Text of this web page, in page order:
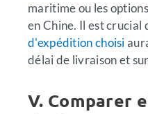
maritime ou les
en Chine. Il est crucial
d'expédition choisi
délai de livraison et
V. Comparer